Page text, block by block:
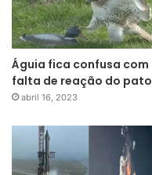
Águia fica confusa com
falta de reação do pato
abril 16, 2023